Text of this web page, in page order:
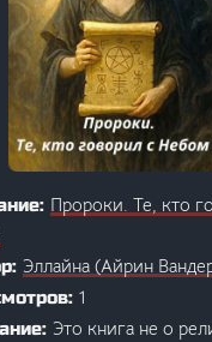
Пророки. Те, кто
Эллайна (Айрин
1
Это книга не о